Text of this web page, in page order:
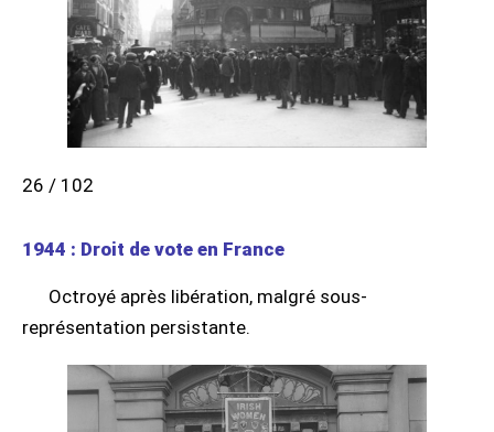
26 / 102
1944 : Droit de vote en France
Octroyé après libération, malgré sous-
représentation persistante.